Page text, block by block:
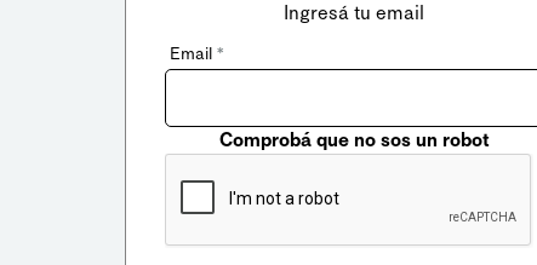
Ingresá tu email
Email *
Comprobá que no sos un robot